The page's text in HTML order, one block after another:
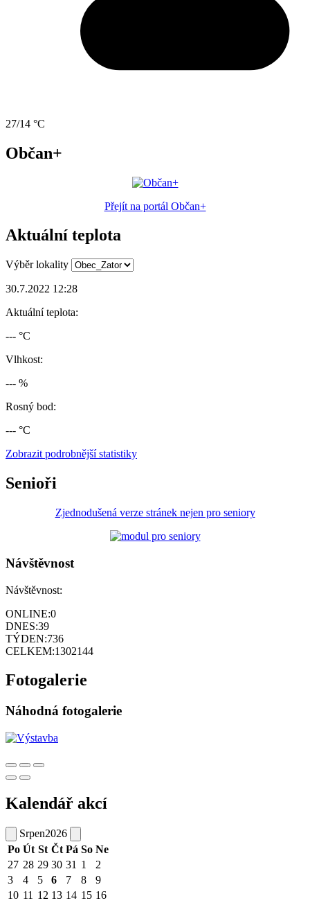
27/14 °C
Občan+
Přejít na portál Občan+
Aktuální teplota
Výběr lokality
30.7.2022 12:28
Aktuální teplota:
--- °C
Vlhkost:
--- %
Rosný bod:
--- °C
Zobrazit podrobnější statistiky
Senioři
Zjednodušená verze stránek nejen pro seniory
Návštěvnost
Návštěvnost:
ONLINE:0
DNES:39
TÝDEN:736
CELKEM:1302144
Fotogalerie
Náhodná fotogalerie
Kalendář akcí
Srpen2026
Po Út St Čt Pá So Ne
27 28 29 30 31 1
2
3
4 5 6 7 8
9
10 11 12 13 14 15 16